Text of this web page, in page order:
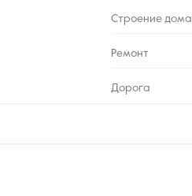
Строение дома
Ремонт
Дорога